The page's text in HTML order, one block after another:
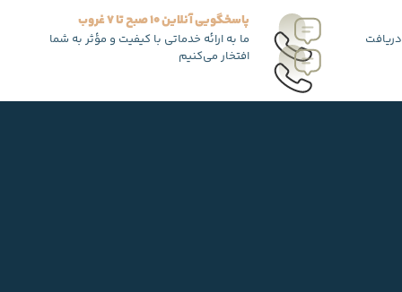
پاسخگویی آنلاین 10 صبح تا 7 غروب
ما به ارائه خدماتی با کیفیت و مؤثر به شما
افتخار می‌کنیم